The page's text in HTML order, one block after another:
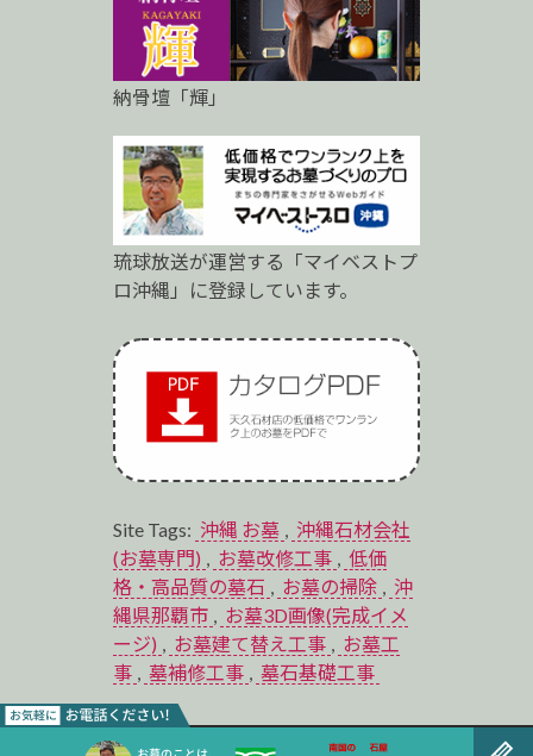
納骨壇「輝」
琉球放送が運営する「マイベストプ
ロ沖縄」に登録しています。
Site Tags: 沖縄 お墓 , 沖縄石材会社
(お墓専門) , お墓改修工事 , 低価
格・高品質の墓石 , お墓の掃除 , 沖
縄県那覇市 , お墓3D画像(完成イメ
ージ) , お墓建て替え工事 , お墓工
事 , 墓補修工事 , 墓石基礎工事